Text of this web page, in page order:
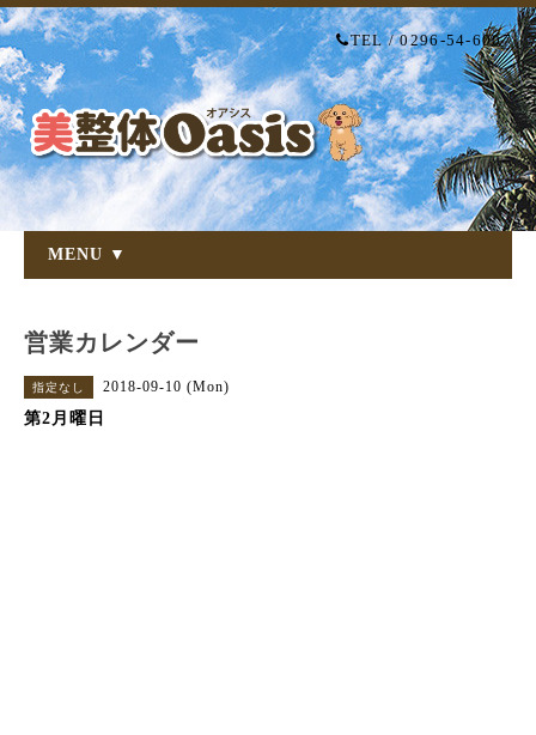
TEL / 0296-54-6007
MENU ▼
営業カレンダー
指定なし 2018-09-10 (Mon)
第2月曜日